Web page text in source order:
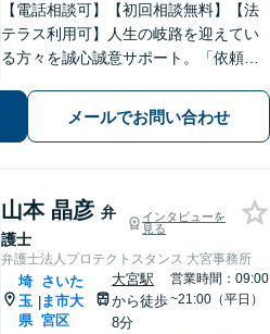
【電話相談可】【初回相談無料】【法
テラス利用可】人生の岐路を迎えてい
る方々を誠心誠意サポート。「依頼者
女問題／借金問題／相続／企業法務／
刑事事件／交通事故／労働問題など、
メールでお問い合わせ
山本 晶彦 弁
護士
インタビューを
見る
弁護士法人プロテクトスタンス 大宮事務所
埼
玉
県
|
さいた
ま市大
宮区
大宮駅
から徒歩
8分
営業時間：09:00
~21:00（平日）